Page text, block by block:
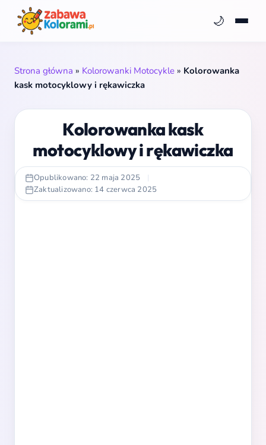
🌙
Strona główna » Kolorowanki Motocykle » Kolorowanka
kask motocyklowy i rękawiczka
Kolorowanka kask
motocyklowy i rękawiczka
Opublikowano: 22 maja 2025
|
Zaktualizowano: 14 czerwca 2025